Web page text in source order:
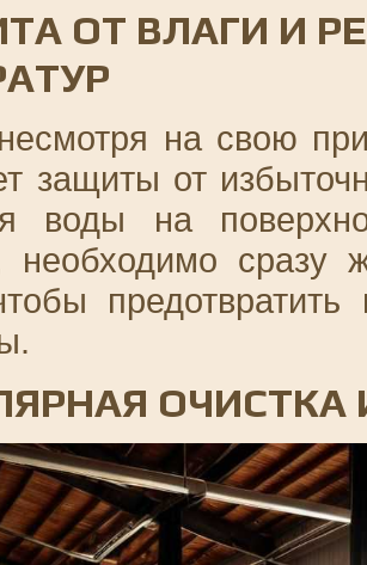
ОТ ВЛАГИ И
на свою
защиты от
воды на
необходимо сразу
предотвратить